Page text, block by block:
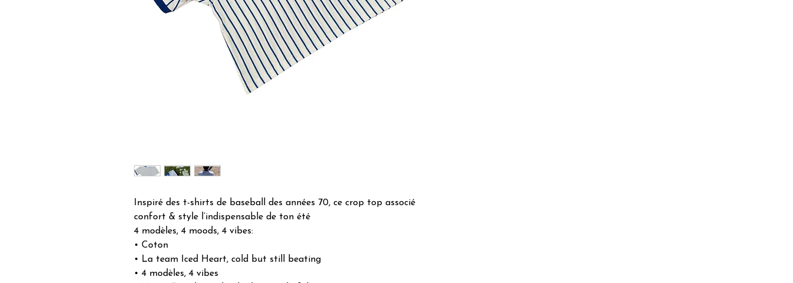
Inspiré des t-shirts de baseball des années 70, ce crop top associé
confort & style l’indispensable de ton été
4 modèles, 4 moods, 4 vibes:
• Coton
• La team Iced Heart, cold but still beating
• 4 modèles, 4 vibes